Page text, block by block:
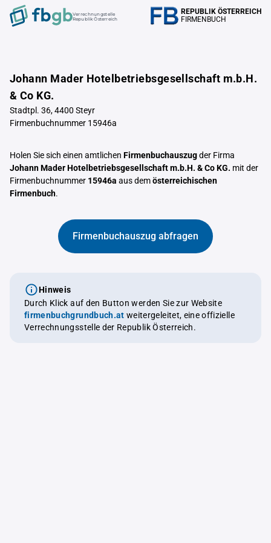
Verrechnungstelle
Republik Österreich
REPUBLIK ÖSTERREICH
FIRMENBUCH
Johann Mader Hotelbetriebsgesellschaft m.b.H.
& Co KG.
Stadtpl. 36, 4400 Steyr
Firmenbuchnummer 15946a
Holen Sie sich einen amtlichen Firmenbuchauszugder Firma
Johann Mader Hotelbetriebsgesellschaft m.b.H. & Co KG. mit der
Firmenbuchnummer 15946a aus demösterreichischen
Firmenbuch.
Firmenbuchauszug abfragen
Hinweis
Durch Klick auf den Button werden Sie zur Website
firmenbuchgrundbuch.at weitergeleitet, eine offizielle
Verrechnungsstelle der Republik Österreich.